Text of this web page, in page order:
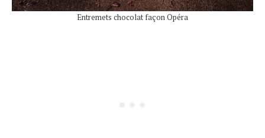
Entremets chocolat façon Opéra